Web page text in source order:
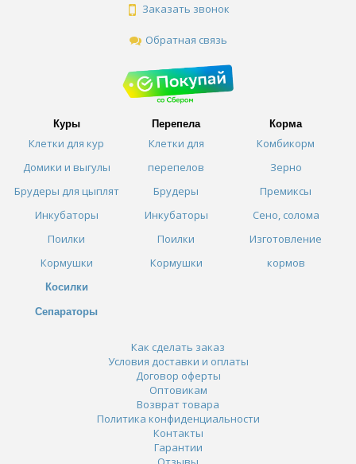
Заказать звонок
Обратная связь
Куры
Клетки для кур
Домики и выгулы
Брудеры для цыплят
Инкубаторы
Поилки
Кормушки
Косилки
Сепараторы
Перепела
Клетки для
перепелов
Брудеры
Инкубаторы
Поилки
Кормушки
Корма
Комбикорм
Зерно
Премиксы
Сено, солома
Изготовление
кормов
Как сделать заказ
Условия доставки и оплаты
Договор оферты
Оптовикам
Возврат товара
Политика конфиденциальности
Контакты
Гарантии